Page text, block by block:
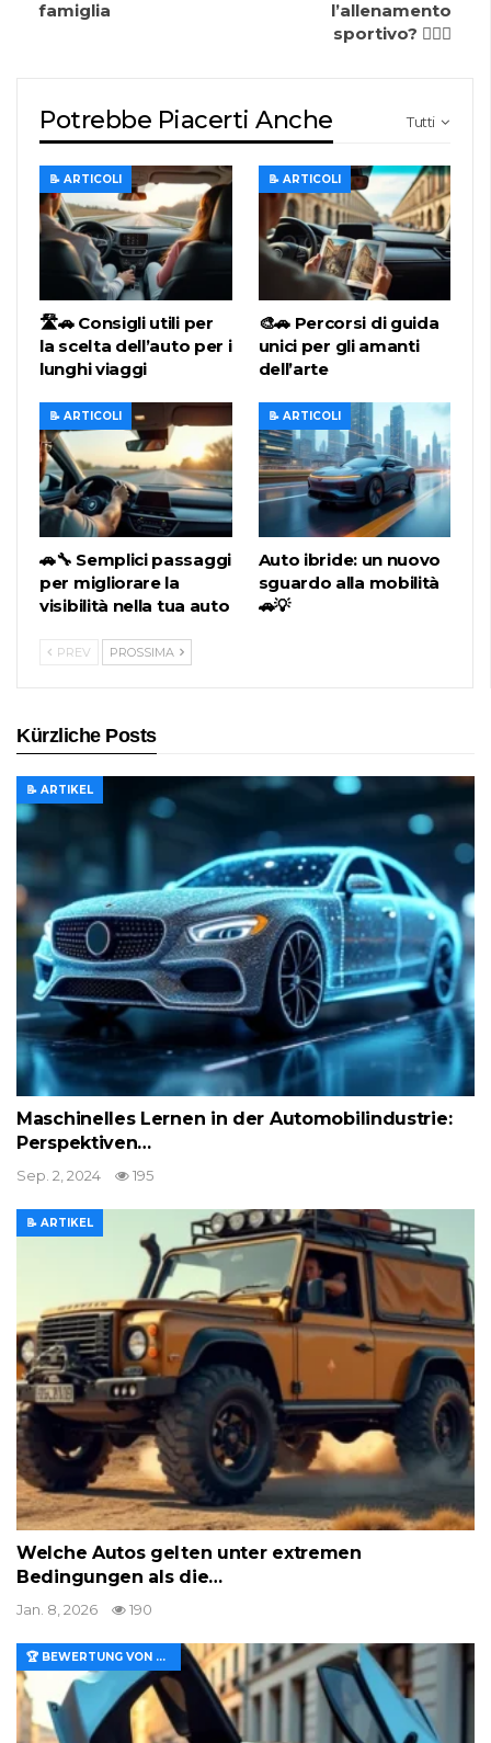
famiglia
l’allenamento
sportivo? 🏋️‍♂️🚗
Tutti
Potrebbe Piacerti Anche
📝 ARTICOLI
🛣️🚗 Consigli utili per
la scelta dell’auto per i
lunghi viaggi
📝 ARTICOLI
🎨🚗 Percorsi di guida
unici per gli amanti
dell’arte
📝 ARTICOLI
🚗🔧 Semplici passaggi
per migliorare la
visibilità nella tua auto
📝 ARTICOLI
Auto ibride: un nuovo
sguardo alla mobilità
🚗💡
PREV PROSSIMA
Kürzliche Posts
📝 ARTIKEL
Maschinelles Lernen in der Automobilindustrie:
Perspektiven…
Sep. 2, 2024 195
📝 ARTIKEL
Welche Autos gelten unter extremen
Bedingungen als die…
Jan. 8, 2026 190
🏆 BEWERTUNG VON MERKMALEN UND WERT